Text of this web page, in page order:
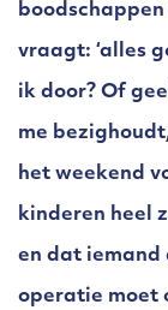
vraagt: ‘alles
ik door? Of
me
het weekend
kinderen heel
en dat iemand
operatie moet